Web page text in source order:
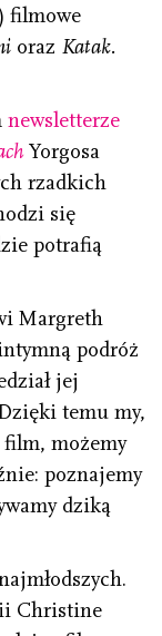
filmowe
oraz Katak.
newsletterze
Yorgosa
rzadkich
się
potrafią
Margreth
podróż
jej
temu my,
możemy
poznajemy
dziką
Christine